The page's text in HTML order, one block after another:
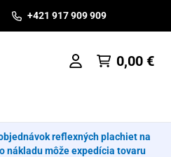
+421 917 909 909
0,00 €
reflexných plachiet na
nákladu môže expedícia tovaru